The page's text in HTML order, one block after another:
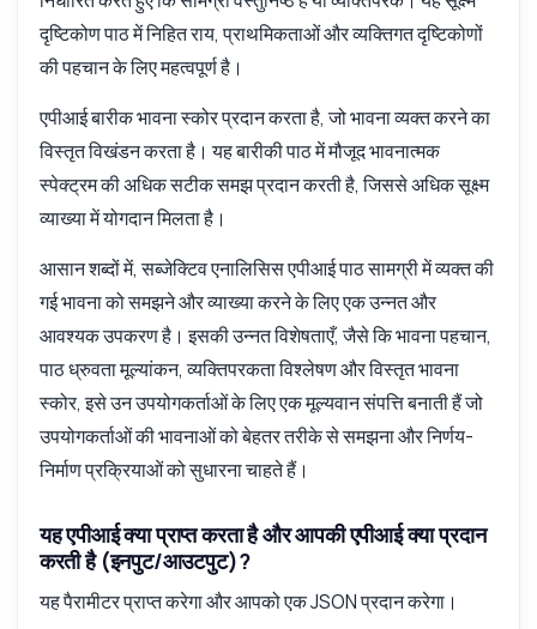
दृष्टिकोण पाठ में निहित राय, प्राथमिकताओं और व्यक्तिगत दृष्टिकोणों
की पहचान के लिए महत्वपूर्ण है।
एपीआई बारीक भावना स्कोर प्रदान करता है, जो भावना व्यक्त करने का
विस्तृत विखंडन करता है। यह बारीकी पाठ में मौजूद भावनात्मक
स्पेक्ट्रम की अधिक सटीक समझ प्रदान करती है, जिससे अधिक सूक्ष्म
व्याख्या में योगदान मिलता है।
आसान शब्दों में, सब्जेक्टिव एनालिसिस एपीआई पाठ सामग्री में व्यक्त की
गई भावना को समझने और व्याख्या करने के लिए एक उन्नत और
आवश्यक उपकरण है। इसकी उन्नत विशेषताएँ, जैसे कि भावना पहचान,
पाठ ध्रुवता मूल्यांकन, व्यक्तिपरकता विश्लेषण और विस्तृत भावना
स्कोर, इसे उन उपयोगकर्ताओं के लिए एक मूल्यवान संपत्ति बनाती हैं जो
उपयोगकर्ताओं की भावनाओं को बेहतर तरीके से समझना और निर्णय-
निर्माण प्रक्रियाओं को सुधारना चाहते हैं।
यह एपीआई क्या प्राप्त करता है और आपकी एपीआई क्या प्रदान
करती है (इनपुट/आउटपुट)?
यह पैरामीटर प्राप्त करेगा और आपको एक JSON प्रदान करेगा।